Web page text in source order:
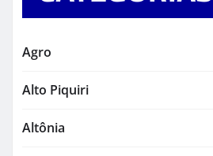
Agro
Alto Piquiri
Altônia